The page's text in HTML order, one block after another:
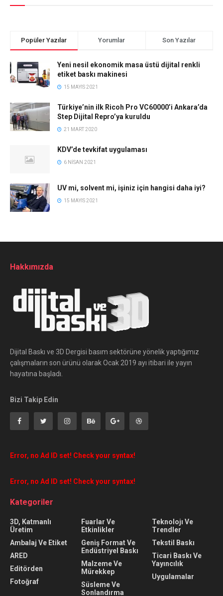
Popüler Yazılar Yorumlar Son Yazılar
Yeni nesil ekonomik masa üstü dijital renkli
etiket baskı makinesi
15 MAYIS 2021
Türkiye’nin ilk Ricoh Pro VC60000’i Ankara’da
Step Dijital Repro’ya kuruldu
21 MART 2020
KDV’de tevkifat uygulaması
6 NISAN 2021
UV mi, solvent mi, işiniz için hangisi daha iyi?
15 MAYIS 2021
Hakkımızda
Dijital Baskı ve 3D Dergisi basım sektörüne yönelik yaptığımız
çalışmaların son ürünü olarak Ocak 2019 ayı itibari ile yayın
hayatına başladı.
Bizi Takip Edin
Error, no Ad ID set! Check your syntax!
Error, no Ad ID set! Check your syntax!
Kategoriler
3D, Katmanlı
Üretim
Ambalaj Ve Etiket
ARED
Editörden
Fotoğraf
Fuarlar Ve
Etkinlikler
Geniş Format Ve
Endüstriyel Baskı
Malzeme Ve
Mürekkep
Süsleme Ve
Sonlandırma
Teknolojı Ve
Trendler
Tekstil Baskı
Ticari Baskı Ve
Yayıncılık
Uygulamalar